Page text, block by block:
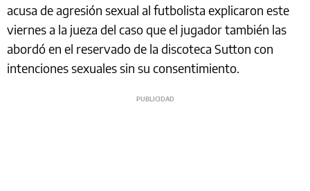
acusa de agresión sexual al futbolista explicaron este
viernes a la jueza del caso que el jugador también las
abordó en el reservado de la discoteca Sutton con
intenciones sexuales sin su consentimiento.